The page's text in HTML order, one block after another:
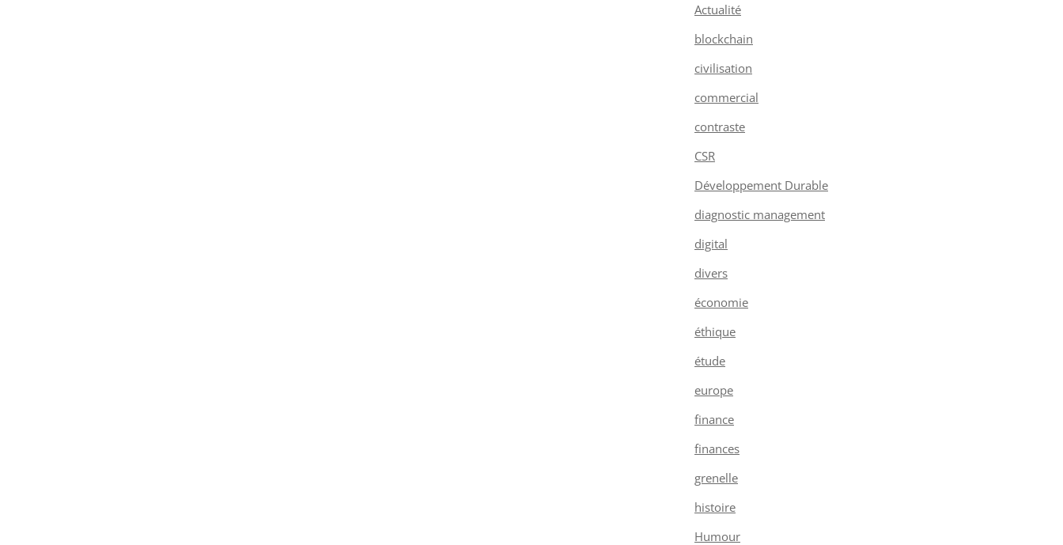
Actualité
blockchain
civilisation
commercial
contraste
CSR
Développement Durable
diagnostic management
digital
divers
économie
éthique
étude
europe
finance
finances
grenelle
histoire
Humour